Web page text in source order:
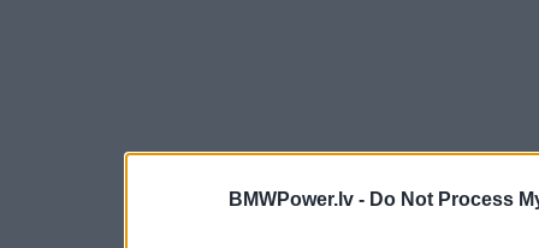
BMWPower.lv - Do Not Process